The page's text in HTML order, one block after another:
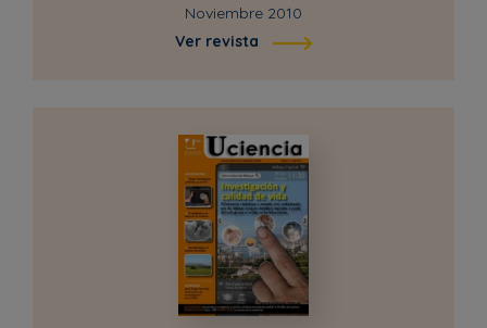
Noviembre 2010
Ver revista